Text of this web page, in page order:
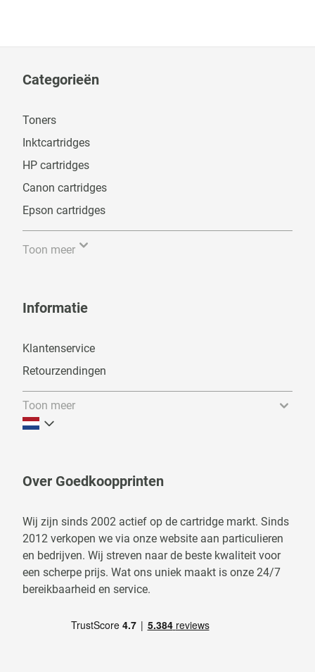
Categorieën
Toners
Inktcartridges
HP cartridges
Canon cartridges
Epson cartridges
Toon meer
Informatie
Klantenservice
Retourzendingen
Toon meer
Over Goedkoopprinten
Wij zijn sinds 2002 actief op de cartridge markt. Sinds
2012 verkopen we via onze website aan particulieren
en bedrijven. Wij streven naar de beste kwaliteit voor
een scherpe prijs. Wat ons uniek maakt is onze 24/7
bereikbaarheid en service.